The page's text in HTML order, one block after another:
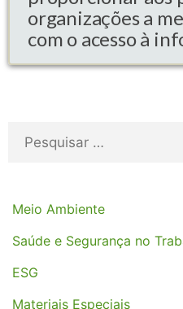
organizações a
com o acesso à
Meio Ambiente
Saúde e Segurança no
ESG
Materiais Especiais